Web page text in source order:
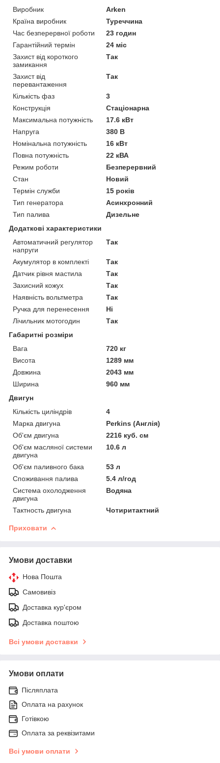
Виробник
Arken
Країна виробник
Туреччина
Час безперервної роботи
23 годин
Гарантійний термін
24 міс
Захист від короткого
замикання
Так
Захист від
перевантаження
Так
Кількість фаз
3
Конструкція
Стаціонарна
Максимальна потужність
17.6 кВт
Напруга
380 В
Номінальна потужність
16 кВт
Повна потужність
22 кВА
Режим роботи
Безперервний
Стан
Новий
Термін служби
15 років
Тип генератора
Асинхронний
Тип палива
Дизельне
Додаткові характеристики
Автоматичний регулятор
напруги
Так
Акумулятор в комплекті
Так
Датчик рівня мастила
Так
Захисний кожух
Так
Наявність вольтметра
Так
Ручка для перенесення
Ні
Лічильник мотогодин
Так
Габаритні розміри
Вага
720 кг
Висота
1289 мм
Довжина
2043 мм
Ширина
960 мм
Двигун
Кількість циліндрів
4
Марка двигуна
Perkins (Англія)
Об'єм двигуна
2216 куб. см
Об'єм масляної системи
двигуна
10.6 л
Об'єм паливного бака
53 л
Споживання палива
5.4 л/год
Система охолодження
двигуна
Водяна
Тактность двигуна Чотиритактний
Приховати
Умови доставки
Нова Пошта
Самовивіз
Доставка кур'єром
Доставка поштою
Всі умови доставки
Умови оплати
Післяплата
Оплата на рахунок
Готівкою
Оплата за реквізитами
Всі умови оплати